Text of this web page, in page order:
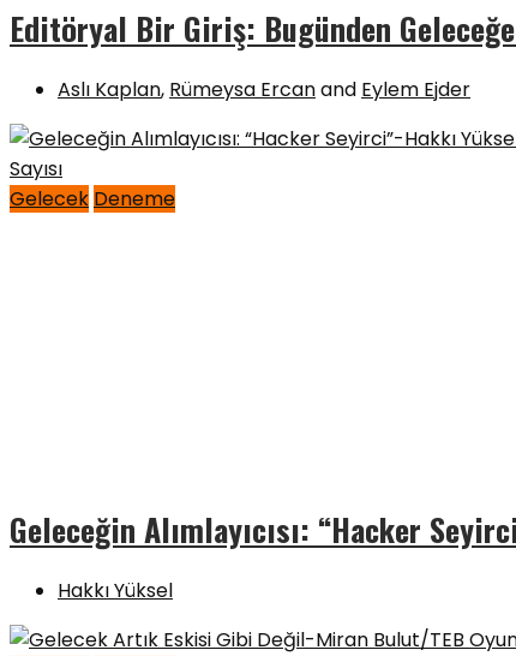
Editöryal Bir Giriş: Bugünden
Aslı Kaplan, Rümeysa Ercanand Eylem Ejder
Gelecek Deneme
Geleceğin Alımlayıcısı: “Hacker
Hakkı Yüksel